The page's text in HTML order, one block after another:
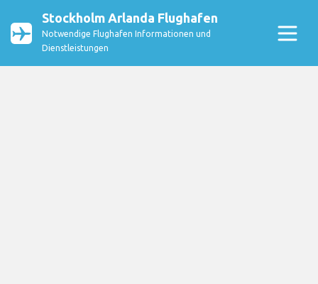
Stockholm Arlanda Flughafen
Notwendige Flughafen Informationen und
Dienstleistungen